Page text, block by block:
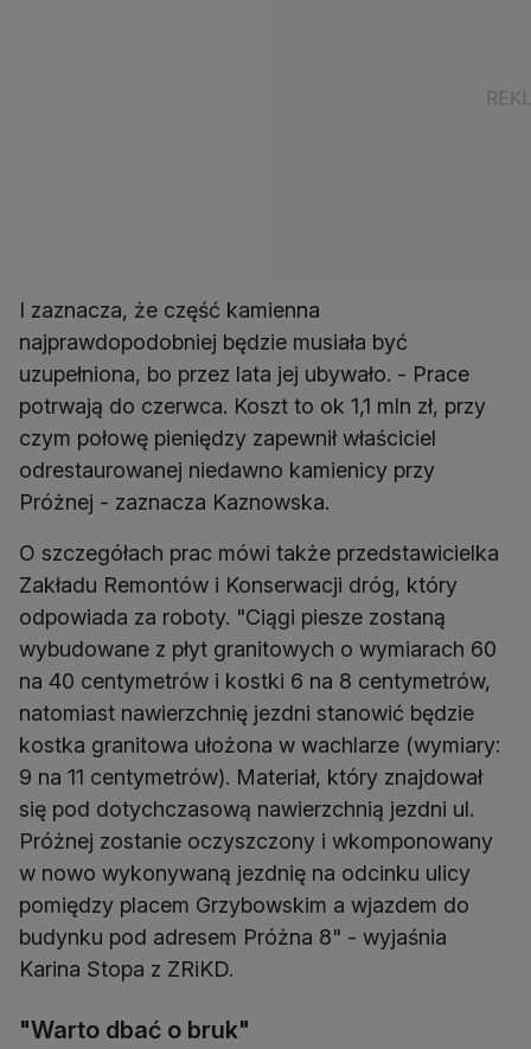
I zaznacza, że część kamienna
najprawdopodobniej będzie musiała być
uzupełniona, bo przez lata jej ubywało. - Prace
potrwają do czerwca. Koszt to ok 1,1 mln zł, przy
czym połowę pieniędzy zapewnił właściciel
odrestaurowanej niedawno kamienicy przy
Próżnej - zaznacza Kaznowska.
O szczegółach prac mówi także przedstawicielka
Zakładu Remontów i Konserwacji dróg, który
odpowiada za roboty. "Ciągi piesze zostaną
wybudowane z płyt granitowych o wymiarach 60
na 40 centymetrów i kostki 6 na 8 centymetrów,
natomiast nawierzchnię jezdni stanowić będzie
kostka granitowa ułożona w wachlarze (wymiary:
9 na 11 centymetrów). Materiał, który znajdował
się pod dotychczasową nawierzchnią jezdni ul.
Próżnej zostanie oczyszczony i wkomponowany
w nowo wykonywaną jezdnię na odcinku ulicy
pomiędzy placem Grzybowskim a wjazdem do
budynku pod adresem Próżna 8" - wyjaśnia
Karina Stopa z ZRiKD.
"Warto dbać o bruk"